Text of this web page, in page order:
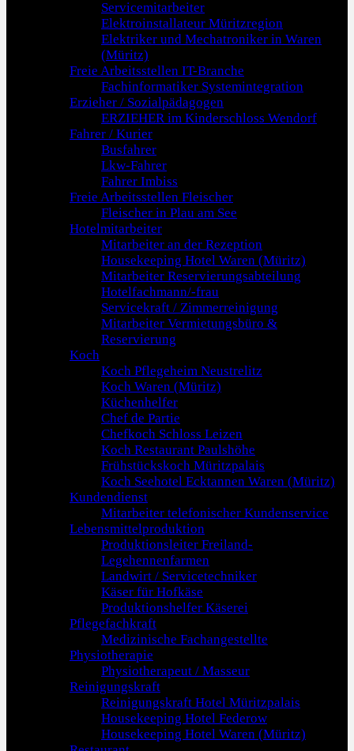
Servicemitarbeiter
Elektroinstallateur Müritzregion
Elektriker und Mechatroniker in Waren
(Müritz)
Freie Arbeitsstellen IT-Branche
Fachinformatiker Systemintegration
Erzieher / Sozialpädagogen
ERZIEHER im Kinderschloss Wendorf
Fahrer / Kurier
Busfahrer
Lkw-Fahrer
Fahrer Imbiss
Freie Arbeitsstellen Fleischer
Fleischer in Plau am See
Hotelmitarbeiter
Mitarbeiter an der Rezeption
Housekeeping Hotel Waren (Müritz)
Mitarbeiter Reservierungsabteilung
Hotelfachmann/-frau
Servicekraft / Zimmerreinigung
Mitarbeiter Vermietungsbüro &
Reservierung
Koch
Koch Pflegeheim Neustrelitz
Koch Waren (Müritz)
Küchenhelfer
Chef de Partie
Chefkoch Schloss Leizen
Koch Restaurant Paulshöhe
Frühstückskoch Müritzpalais
Koch Seehotel Ecktannen Waren (Müritz)
Kundendienst
Mitarbeiter telefonischer Kundenservice
Lebensmittelproduktion
Produktionsleiter Freiland-
Legehennenfarmen
Landwirt / Servicetechniker
Käser für Hofkäse
Produktionshelfer Käserei
Pflegefachkraft
Medizinische Fachangestellte
Physiotherapie
Physiotherapeut / Masseur
Reinigungskraft
Reinigungskraft Hotel Müritzpalais
Housekeeping Hotel Federow
Housekeeping Hotel Waren (Müritz)